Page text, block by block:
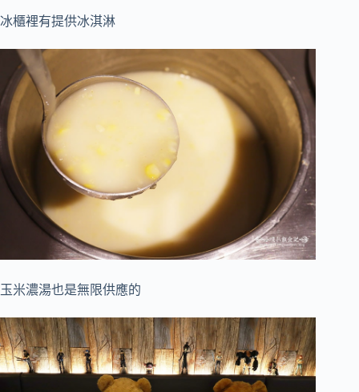
冰櫃裡有提供冰淇淋
玉米濃湯也是無限供應的